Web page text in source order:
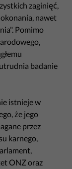
zaginięć,
nawet
Pomimo
badanie
istnieje w
że jego
przez
karnego,
ONZ oraz